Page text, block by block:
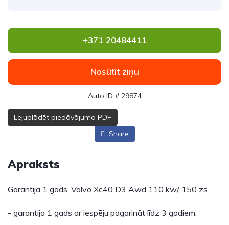
+371 20484411
Nosūtīt ziņu
Auto ID # 29874
Lejuplādēt piedāvājuma PDF
Share
Apraksts
Garantija 1 gads. Volvo Xc40 D3 Awd 110 kw/ 150 zs.
- garantija 1 gads ar iespēju pagarināt līdz 3 gadiem.